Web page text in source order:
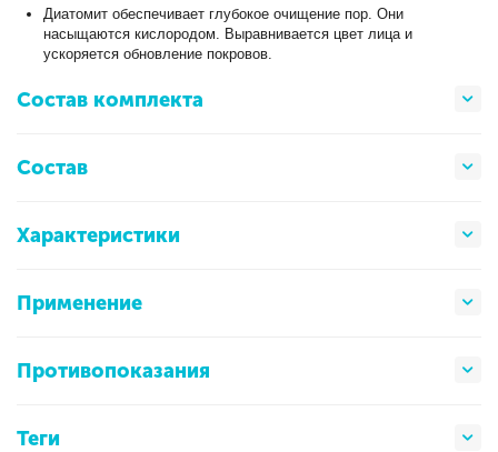
Диатомит обеспечивает глубокое очищение пор. Они
насыщаются кислородом. Выравнивается цвет лица и
ускоряется обновление покровов.
Состав комплекта
Состав
Характеристики
Применение
Противопоказания
Теги